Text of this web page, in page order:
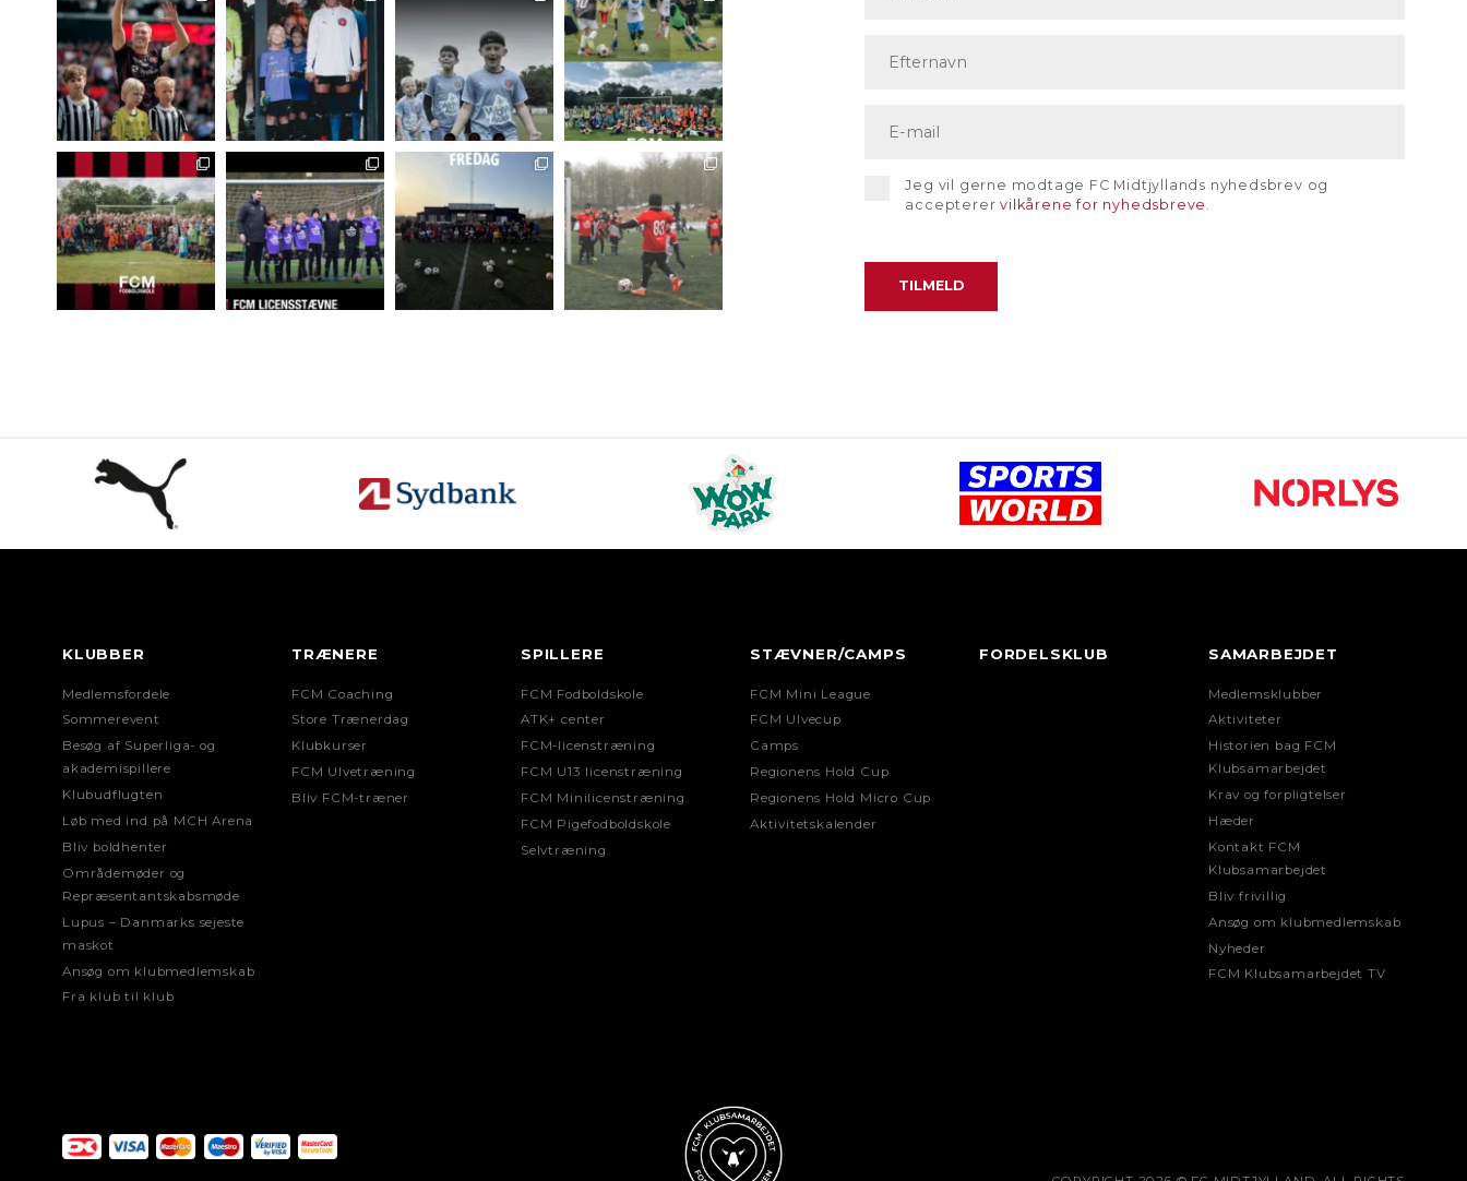
Jeg vil gerne modtage FC Midtjyllands nyhedsbrev og
accepterervilkårene for nyhedsbreve
KLUBBER
Medlemsfordele
Sommerevent
Besøg af Superliga- og
akademispillere
Klubudflugten
Løb med ind på MCH Arena
Bliv boldhenter
Områdemøder og
Repræsentantskabsmøde
Lupus – Danmarks sejeste
maskot
Ansøg om klubmedlemskab
Fra klub til klub
TRÆNERE
FCM Coaching
Store Trænerdag
Klubkurser
FCM Ulvetræning
Bliv FCM-træner
SPILLERE
FCM Fodboldskole
ATK+ center
FCM-licenstræning
FCM U13 licenstræning
FCM Minilicenstræning
FCM Pigefodboldskole
Selvtræning
STÆVNER/CAMPS
FCM Mini League
FCM Ulvecup
Camps
Regionens Hold Cup
Regionens Hold Micro Cup
Aktivitetskalender
FORDELSKLUB SAMARBEJDET
Medlemsklubber
Aktiviteter
Historien bag FCM
Klubsamarbejdet
Krav og forpligtelser
Hæder
Kontakt FCM
Klubsamarbejdet
Bliv frivillig
Ansøg om klubmedlemskab
Nyheder
FCM Klubsamarbejdet TV